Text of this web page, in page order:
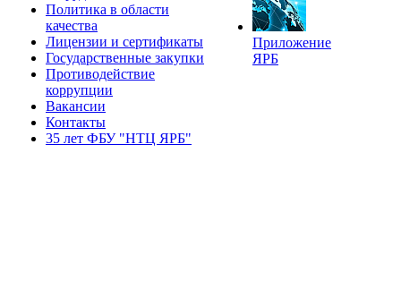
Политика в области
качества
Лицензии и сертификаты
Государственные закупки
Противодействие
коррупции
Вакансии
Контакты
35 лет ФБУ "НТЦ ЯРБ"
Приложение
ЯРБ